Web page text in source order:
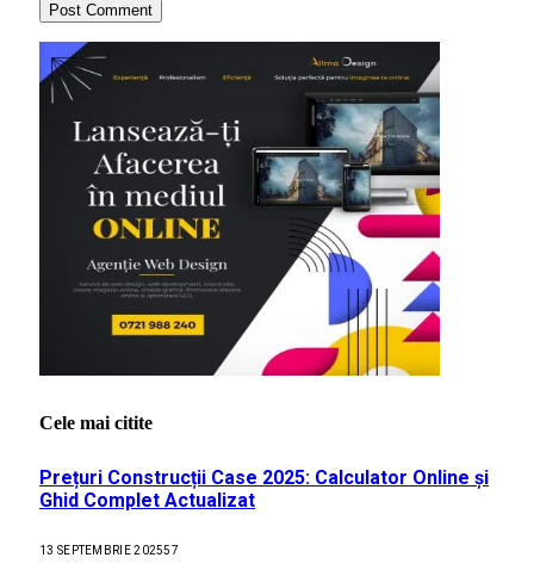
Cele mai citite
Prețuri Construcții Case 2025: Calculator Online și
Ghid Complet Actualizat
13 SEPTEMBRIE 202557